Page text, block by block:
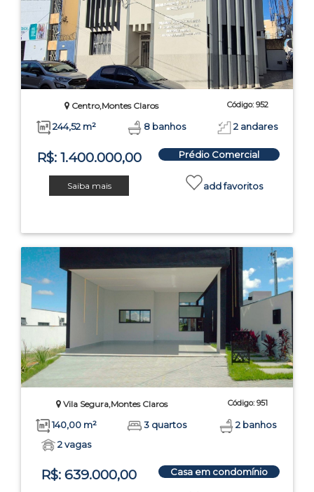
Centro,Montes Claros Código: 952
244,52 m² 8 banhos 2 andares
R$: 1.400.000,00 Prédio Comercial
Saiba mais add favoritos
Vila Segura,Montes Claros Código: 951
140,00 m² 3 quartos
2 banhos
2 vagas
R$: 639.000,00 Casa em condomínio